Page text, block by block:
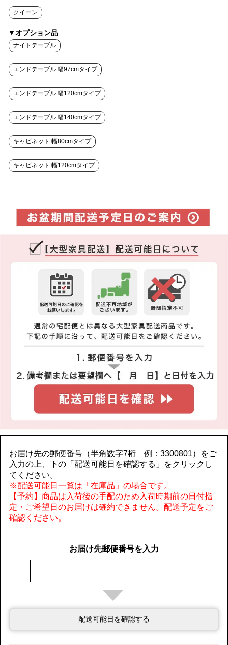
クイーン
▼オプション品
ナイトテーブル
エンドテーブル 幅97cmタイプ
エンドテーブル 幅120cmタイプ
エンドテーブル 幅140cmタイプ
キャビネット 幅80cmタイプ
キャビネット 幅120cmタイプ
お届け先の郵便番号（半角数字7桁 例：3300801）をご
入力の上、下の「配送可能日を確認する」をクリックし
てください。
※配送可能日一覧は「在庫品」の場合です。
【予約】商品は入荷後の手配のため入荷時期前の日付指
定・ご希望日のお届けは確約できません。配送予定をご
確認ください。
お届け先郵便番号を入力
配送可能日を確認する